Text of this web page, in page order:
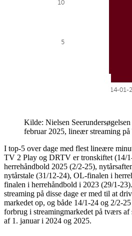
Kilde: Nielsen
februar 2025, lineær streaming
I top-5 over dage med flest lineære
TV 2 Play og DRTV er tronskiftet (14/
herrehåndbold 2025 (2/2-25),
nytårstale (31/12-24), OL-finalen i
finalen i herrehåndbold i 2023 (29/1-
streaming på disse dage er med til at
markedet op, og både 14/1-24 og 2/2-
forbrug i streamingmarkedet på tværs af
af 1. januar i 2024 og 2025.